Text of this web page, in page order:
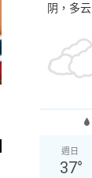
阴，多云
週日
37°